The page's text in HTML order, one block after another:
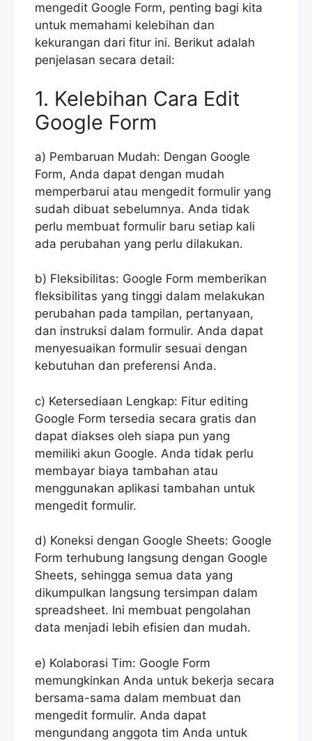
mengedit Google Form, penting bagi kita
untuk memahami kelebihan dan
kekurangan dari fitur ini. Berikut adalah
penjelasan secara detail:
1. Kelebihan Cara Edit
Google Form
a) Pembaruan Mudah: Dengan Google
Form, Anda dapat dengan mudah
memperbarui atau mengedit formulir yang
sudah dibuat sebelumnya. Anda tidak
perlu membuat formulir baru setiap kali
ada perubahan yang perlu dilakukan.
b) Fleksibilitas: Google Form memberikan
fleksibilitas yang tinggi dalam melakukan
perubahan pada tampilan, pertanyaan,
dan instruksi dalam formulir. Anda dapat
menyesuaikan formulir sesuai dengan
kebutuhan dan preferensi Anda.
c) Ketersediaan Lengkap: Fitur editing
Google Form tersedia secara gratis dan
dapat diakses oleh siapa pun yang
memiliki akun Google. Anda tidak perlu
membayar biaya tambahan atau
menggunakan aplikasi tambahan untuk
mengedit formulir.
d) Koneksi dengan Google Sheets: Google
Form terhubung langsung dengan Google
Sheets, sehingga semua data yang
dikumpulkan langsung tersimpan dalam
spreadsheet. Ini membuat pengolahan
data menjadi lebih efisien dan mudah.
e) Kolaborasi Tim: Google Form
memungkinkan Anda untuk bekerja secara
bersama-sama dalam membuat dan
mengedit formulir. Anda dapat
mengundang anggota tim Anda untuk